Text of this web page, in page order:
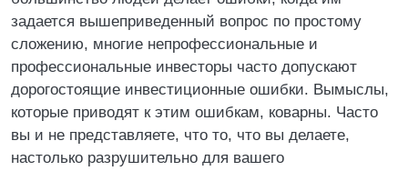
задается вышеприведенный вопрос по простому
сложению, многие непрофессиональные и
профессиональные инвесторы часто допускают
дорогостоящие инвестиционные ошибки. Вымыслы,
которые приводят к этим ошибкам, коварны. Часто
вы и не представляете, что то, что вы делаете,
настолько разрушительно для вашего